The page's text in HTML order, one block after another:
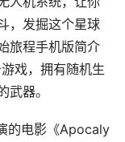
，发掘这个星球
旅程手机版简介
戏，拥有随机生
器。
的电影《Apocaly